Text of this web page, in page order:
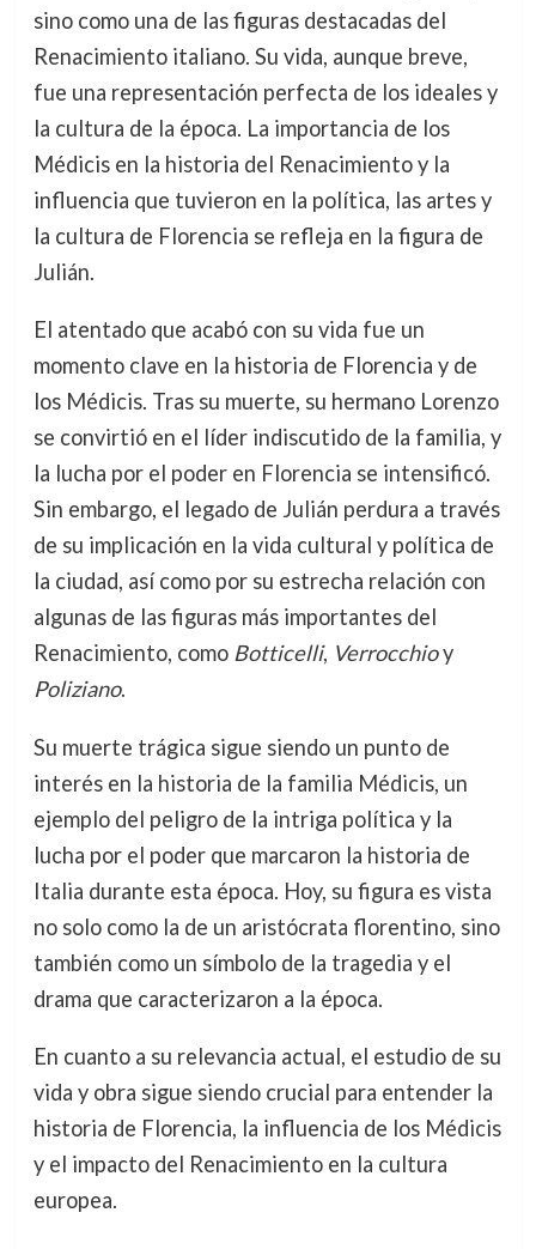
sino como una de las figuras destacadas del
Renacimiento italiano. Su vida, aunque breve,
fue una representación perfecta de los ideales y
la cultura de la época. La importancia de los
Médicis en la historia del Renacimiento y la
influencia que tuvieron en la política, las artes y
la cultura de Florencia se refleja en la figura de
Julián.
El atentado que acabó con su vida fue un
momento clave en la historia de Florencia y de
los Médicis. Tras su muerte, su hermano Lorenzo
se convirtió en el líder indiscutido de la familia, y
la lucha por el poder en Florencia se intensificó.
Sin embargo, el legado de Julián perdura a través
de su implicación en la vida cultural y política de
la ciudad, así como por su estrecha relación con
algunas de las figuras más importantes del
Renacimiento, como Botticelli, Verrocchioy
Poliziano.
Su muerte trágica sigue siendo un punto de
interés en la historia de la familia Médicis, un
ejemplo del peligro de la intriga política y la
lucha por el poder que marcaron la historia de
Italia durante esta época. Hoy, su figura es vista
no solo como la de un aristócrata florentino, sino
también como un símbolo de la tragedia y el
drama que caracterizaron a la época.
En cuanto a su relevancia actual, el estudio de su
vida y obra sigue siendo crucial para entender la
historia de Florencia, la influencia de los Médicis
y el impacto del Renacimiento en la cultura
europea.